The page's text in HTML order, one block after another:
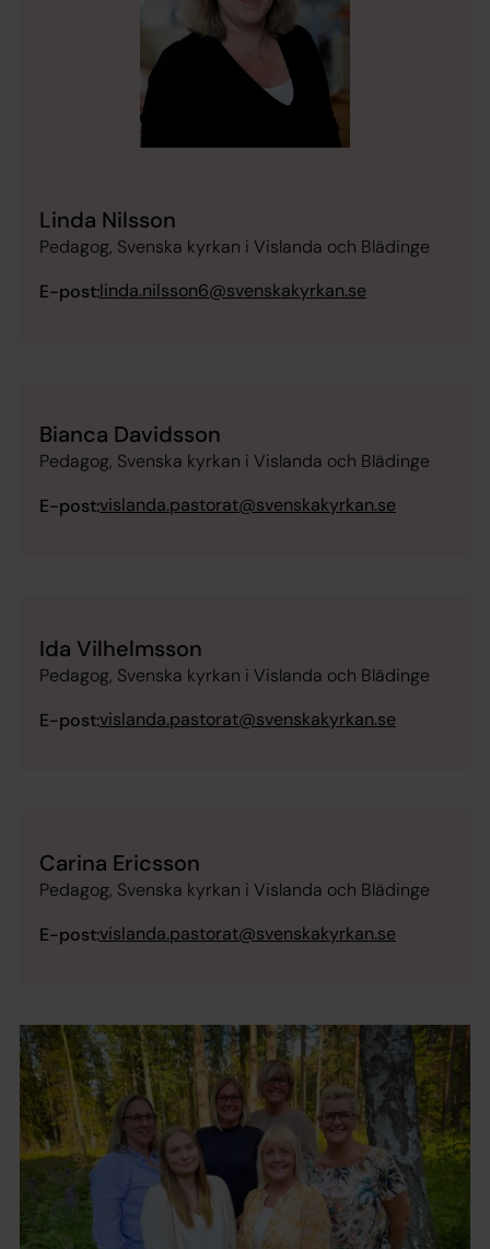
Linda Nilsson
Pedagog, Svenska kyrkan i Vislanda och Blädinge
E-post:linda.nilsson6@svenskakyrkan.se
Bianca Davidsson
Pedagog, Svenska kyrkan i Vislanda och Blädinge
E-post:vislanda.pastorat@svenskakyrkan.se
Ida Vilhelmsson
Pedagog, Svenska kyrkan i Vislanda och Blädinge
E-post:vislanda.pastorat@svenskakyrkan.se
Carina Ericsson
Pedagog, Svenska kyrkan i Vislanda och Blädinge
E-post:vislanda.pastorat@svenskakyrkan.se